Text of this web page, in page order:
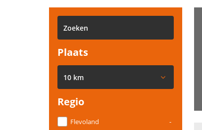
Plaats
10 km
Regio
Flevoland -